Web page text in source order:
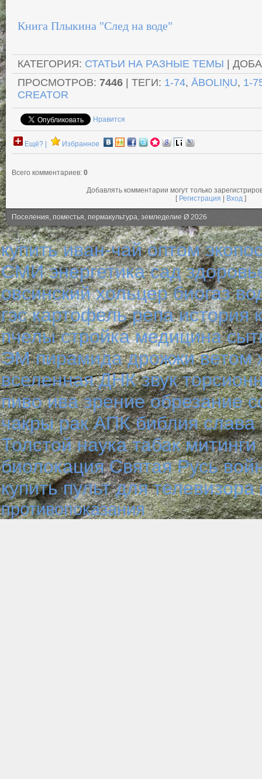
Книга Плыкина "След на воде"
КАТЕГОРИЯ: СТАТЬИ НА РАЗНЫЕ ТЕМЫ
ПРОСМОТРОВ: 7446 ТЕГИ: 1-74, ĀBOLIŅU, 1-
CREATOR
Нравится
Ещё? | Избранное
Всего комментариев: 0
Добавлять комментарии могут только
[ Регистрация Вход]
Поселения, поместья, пермакультура, земледелие Ø 2026
купить иван-чай оптом
СМИ энергетика сад
овсинский хольцер биогаз
гэс картофель репа история
пчелы стройка медицина
ЭМ пирамида дрожжи ветом
вселенная ДНК звук
пиво ива зрение обрезание
чакры рак АПК библия слава
Толстой наука табак митинги
биолокация Святая Русь
купить пульт для телевизора
противопоказания